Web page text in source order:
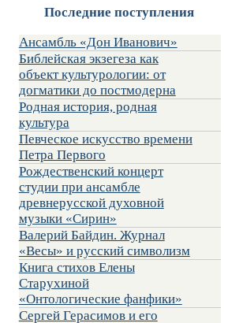
Последние поступления
Ансамбль «Дон Иванович»
Библейская экзегеза как
объект культурологии: от
догматики до постмодерна
Родная история, родная
культура
Певческое искусство времени
Петра Первого
Рождественский концерт
студии при ансамбле
древнерусской духовной
музыки «Сирин»
Валерий Байдин. Журнал
«Весы» и русский символизм
Книга стихов Елены
Старухиной
«Онтологические фанфики»
Сергей Герасимов и его